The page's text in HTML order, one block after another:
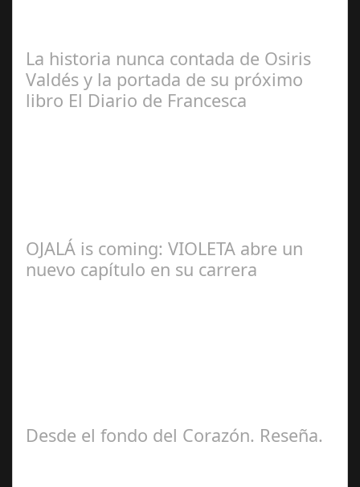
La historia nunca contada de Osiris
Valdés y la portada de su próximo
libro El Diario de Francesca
OJALÁ is coming: VIOLETA abre un
nuevo capítulo en su carrera
Desde el fondo del Corazón. Reseña.